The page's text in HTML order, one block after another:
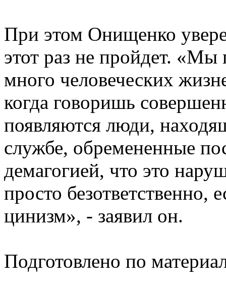
При этом Онищенко
этот раз не пройдет. «Мы
много человеческих
когда говоришь
появляются люди,
службе, обремененные
демагогией, что это
просто безответственно,
цинизм», - заявил он.
Подготовлено по